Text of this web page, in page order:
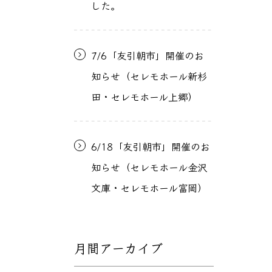
した。
7/6「友引朝市」開催のお
知らせ（セレモホール新杉
田・セレモホール上郷）
6/18「友引朝市」開催のお
知らせ（セレモホール金沢
文庫・セレモホール富岡）
月間アーカイブ